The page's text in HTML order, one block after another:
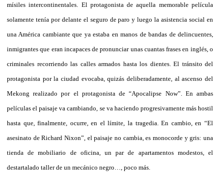
mísiles intercontinentales. El protagonista de aquella memorable película
solamente tenía por delante el seguro de paro y luego la asistencia social en
una América cambiante que ya estaba en manos de bandas de delincuentes,
inmigrantes que eran incapaces de pronunciar unas cuantas frases en inglés, o
criminales recorriendo las calles armados hasta los dientes. El tránsito del
protagonista por la ciudad evocaba, quizás deliberadamente, al ascenso del
Mekong realizado por el protagonista de “Apocalipse Now”. En ambas
películas el paisaje va cambiando, se va haciendo progresivamente más hostil
hasta que, finalmente, ocurre, en el límite, la tragedia. En cambio, en “El
asesinato de Richard Nixon”, el paisaje no cambia, es monocorde y gris: una
tienda de mobiliario de oficina, un par de apartamentos modestos, el
destartalado taller de un mecánico negro…, poco más.